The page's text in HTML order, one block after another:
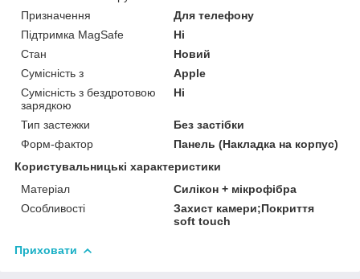
Призначення
Для телефону
Підтримка MagSafe
Ні
Стан
Новий
Сумісність з
Apple
Сумісність з бездротовою
зарядкою
Ні
Тип застежки
Без застібки
Форм-фактор
Панель (Накладка на корпус)
Користувальницькі характеристики
Матеріал
Силікон + мікрофібра
Особливості
Захист камери;Покриття
soft touch
Приховати